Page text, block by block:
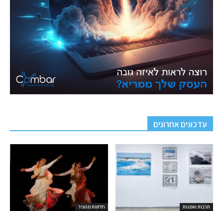
עדכונים אחרונים
חדשות מהעיר תרבות ואמנות